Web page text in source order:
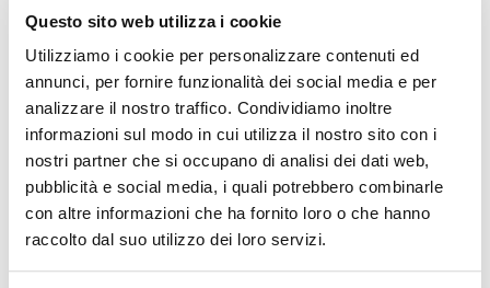
Questo sito web utilizza i cookie
Utilizziamo i cookie per personalizzare contenuti ed
annunci, per fornire funzionalità dei social media e per
analizzare il nostro traffico. Condividiamo inoltre
informazioni sul modo in cui utilizza il nostro sito con i
nostri partner che si occupano di analisi dei dati web,
pubblicità e social media, i quali potrebbero combinarle
con altre informazioni che ha fornito loro o che hanno
raccolto dal suo utilizzo dei loro servizi.
07 maggio 2027, Teatro Nuovo Ferrara
Come rialzarsi e tornare a sorridere – Spettacolo e
cultura – Teatro Nuovo